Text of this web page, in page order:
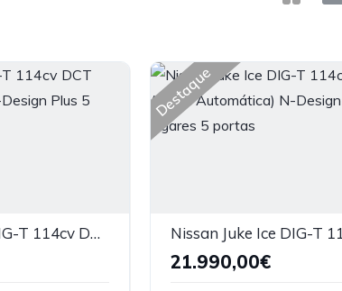
Nissan Juke Ice DIG-T 114cv DCT (Caixa Automática) N-Design Plus 5 lugares 5 portas
Destaque
21.990,00€